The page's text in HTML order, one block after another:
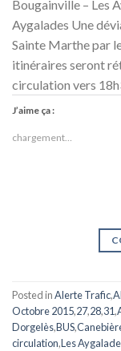
Bougainville – Les
Aygalades Une
Sainte Marthe par
itinéraires seront
circulation vers
J’aime ça :
chargement…
Posted inAlerte Trafic,
Octobre 2015,27,28,31,
Dorgelès,BUS,
circulation,Les